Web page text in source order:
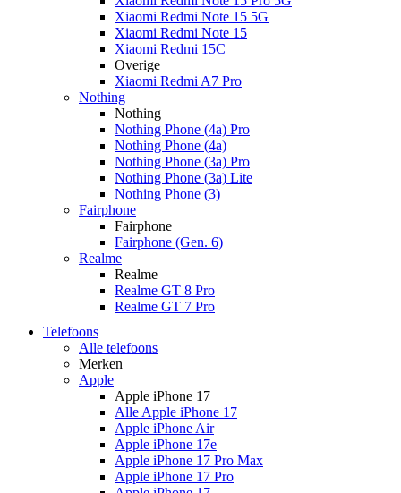
Xiaomi Redmi Note 15 5G
Xiaomi Redmi Note 15
Xiaomi Redmi 15C
Overige
Xiaomi Redmi A7 Pro
Nothing
Nothing
Nothing Phone (4a) Pro
Nothing Phone (4a)
Nothing Phone (3a) Pro
Nothing Phone (3a) Lite
Nothing Phone (3)
Fairphone
Fairphone
Fairphone (Gen. 6)
Realme
Realme
Realme GT 8 Pro
Realme GT 7 Pro
Telefoons
Alle telefoons
Merken
Apple
Apple iPhone 17
Alle Apple iPhone 17
Apple iPhone Air
Apple iPhone 17e
Apple iPhone 17 Pro Max
Apple iPhone 17 Pro